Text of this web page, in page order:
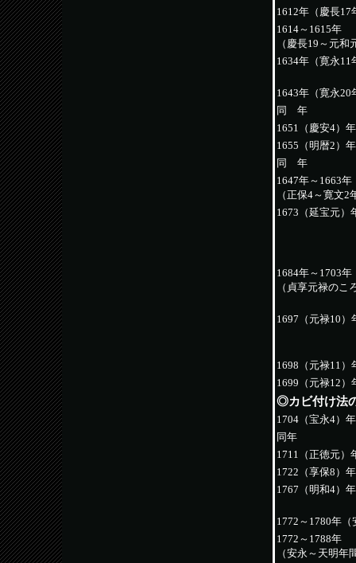
1612年（慶長17
1614～1615年
（慶長19～元和
1634年（寛永11
1643年（寛永20
同 年
1651（慶安4）年
1655（明暦2）年
同 年
1647年～1663年
（正保4～寛文2
1673（延宝元）
1684年～1703年
（貞享元禄のこ
1697（元禄10）
1698（元禄11）
1699（元禄12）
◎カビ付け法
1704（宝永4）年
同年
1711（正徳元）
1722（享保8）年
1767（明和4）年
1772～1780年（
1772～1788年
（安永～天明年